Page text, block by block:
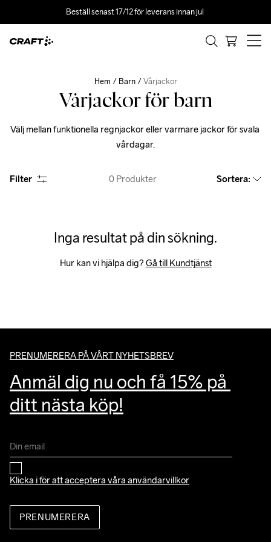
Beställ senast 17/12 för leverans innan jul
Hem Barn Vårjackor
Vårjackor för barn
Välj mellan funktionella regnjackor eller varmare jackor för svala
vårdagar.
Filter 0 Produkter Sortera:
Inga resultat på din sökning.
Hur kan vi hjälpa dig? Gå till Kundtjänst
PRENUMERERA PÅ VÅRT NYHETSBREV
Anmäl dig nu och få 15% på
ditt nästa köp!
Klicka i för att acceptera våra användarvillkor
PRENUMERERA